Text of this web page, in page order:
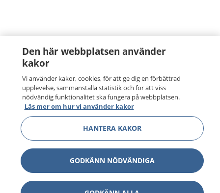
Den här webbplatsen använder
kakor
Vi använder kakor, cookies, för att ge dig en förbättrad
upplevelse, sammanställa statistik och för att viss
nödvändig funktionalitet ska fungera på webbplatsen.
Läs mer om hur vi använder kakor
HANTERA KAKOR
GODKÄNN NÖDVÄNDIGA